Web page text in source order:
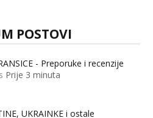
POSTOVI
- Preporuke i recenzije
Prije 3 minuta
UKRAINKE i ostale